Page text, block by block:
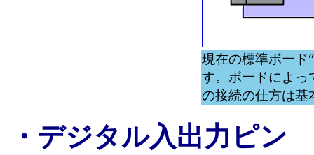
現在の標準ボード
す。ボードによっ
の接続の仕方は基
・デジタル入出力ピン